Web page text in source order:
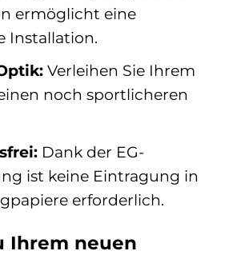
ermöglicht eine
Installation.
Verleihen Sie Ihrem
noch sportlicheren
Dank der EG-
ist keine Eintragung in
erforderlich.
Ihrem neuen